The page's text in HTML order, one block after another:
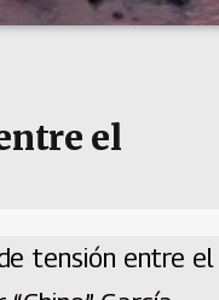
el
tensión entre el